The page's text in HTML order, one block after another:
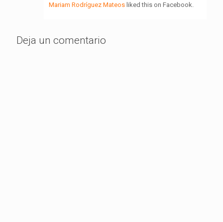
Mariam Rodríguez Mateos liked this on Facebook.
Deja un comentario